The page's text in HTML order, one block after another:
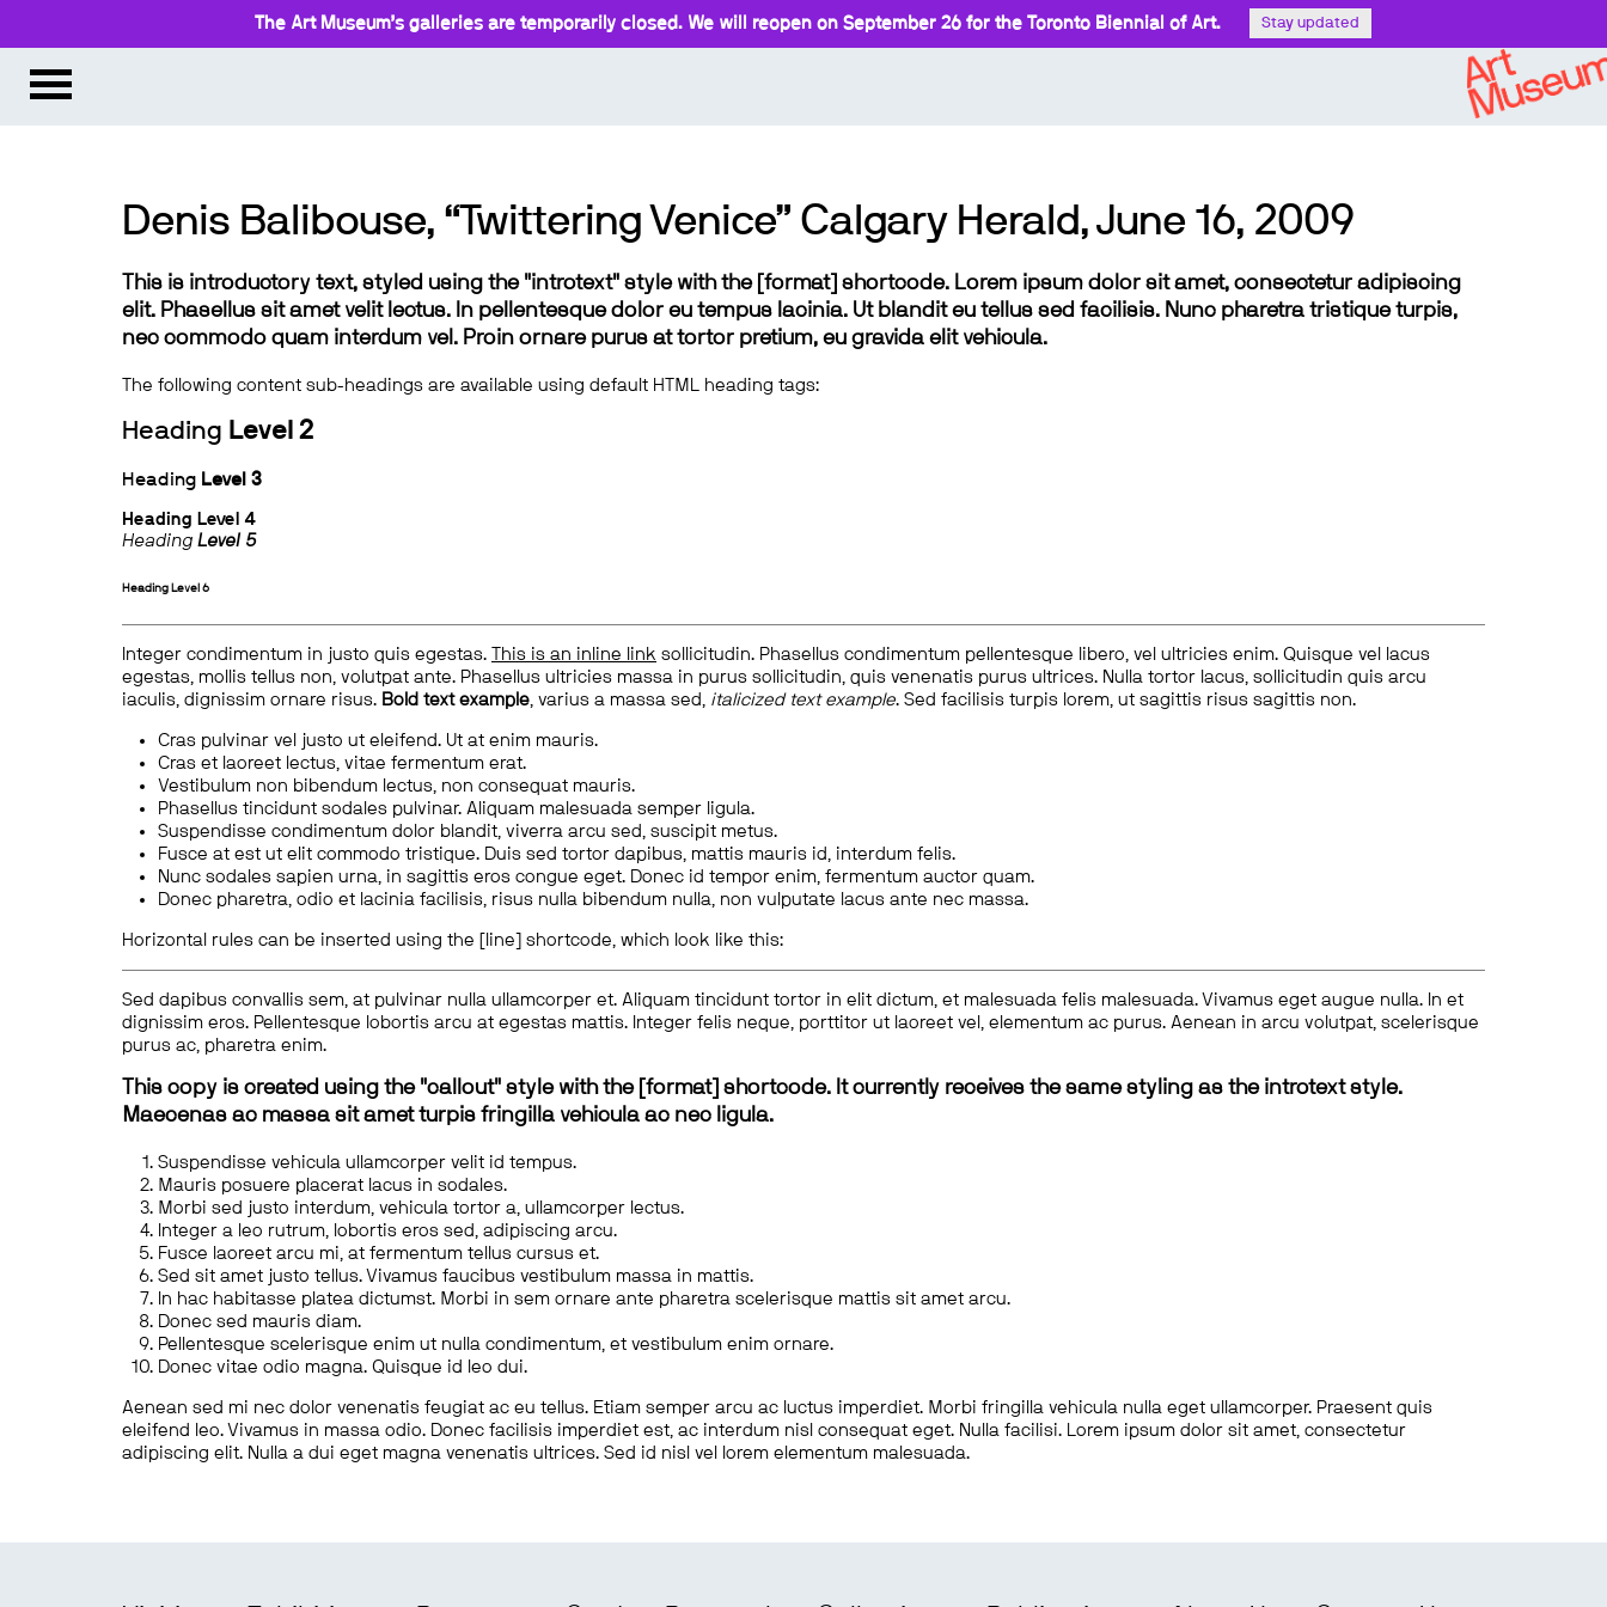
The Art Museum’s galleries are temporarily closed. We will reopen on September 26 for the Toronto Biennial of Art. Stay updated
Denis Balibouse, “Twittering Venice” Calgary Herald, June 16, 2009
This is introductory text, styled using the "introtext" style with the [format] shortcode. Lorem ipsum dolor sit amet, consectetur adipiscing
elit. Phasellus sit amet velit lectus. In pellentesque dolor eu tempus lacinia. Ut blandit eu tellus sed facilisis. Nunc pharetra tristique turpis,
nec commodo quam interdum vel. Proin ornare purus at tortor pretium, eu gravida elit vehicula.
The following content sub-headings are available using default HTML heading tags:
Heading Level 2
Heading Level 3
Heading Level 4
Heading Level 5
Heading Level 6
Integer condimentum in justo quis egestas. This is an inline link sollicitudin. Phasellus condimentum pellentesque libero, vel ultricies enim. Quisque vel lacus
egestas, mollis tellus non, volutpat ante. Phasellus ultricies massa in purus sollicitudin, quis venenatis purus ultrices. Nulla tortor lacus, sollicitudin quis arcu
iaculis, dignissim ornare risus. Bold text example, varius a massa sed, italicized text example. Sed facilisis turpis lorem, ut sagittis risus sagittis non.
Cras pulvinar vel justo ut eleifend. Ut at enim mauris.
Cras et laoreet lectus, vitae fermentum erat.
Vestibulum non bibendum lectus, non consequat mauris.
Phasellus tincidunt sodales pulvinar. Aliquam malesuada semper ligula.
Suspendisse condimentum dolor blandit, viverra arcu sed, suscipit metus.
Fusce at est ut elit commodo tristique. Duis sed tortor dapibus, mattis mauris id, interdum felis.
Nunc sodales sapien urna, in sagittis eros congue eget. Donec id tempor enim, fermentum auctor quam.
Donec pharetra, odio et lacinia facilisis, risus nulla bibendum nulla, non vulputate lacus ante nec massa.
Horizontal rules can be inserted using the [line] shortcode, which look like this:
Sed dapibus convallis sem, at pulvinar nulla ullamcorper et. Aliquam tincidunt tortor in elit dictum, et malesuada felis malesuada. Vivamus eget augue nulla. In et
dignissim eros. Pellentesque lobortis arcu at egestas mattis. Integer felis neque, porttitor ut laoreet vel, elementum ac purus. Aenean in arcu volutpat, scelerisque
purus ac, pharetra enim.
This copy is created using the "callout" style with the [format] shortcode. It currently receives the same styling as the introtext style.
Maecenas ac massa sit amet turpis fringilla vehicula ac nec ligula.
Suspendisse vehicula ullamcorper velit id tempus.
Mauris posuere placerat lacus in sodales.
Morbi sed justo interdum, vehicula tortor a, ullamcorper lectus.
Integer a leo rutrum, lobortis eros sed, adipiscing arcu.
Fusce laoreet arcu mi, at fermentum tellus cursus et.
Sed sit amet justo tellus. Vivamus faucibus vestibulum massa in mattis.
In hac habitasse platea dictumst. Morbi in sem ornare ante pharetra scelerisque mattis sit amet arcu.
Donec sed mauris diam.
Pellentesque scelerisque enim ut nulla condimentum, et vestibulum enim ornare.
Donec vitae odio magna. Quisque id leo dui.
Aenean sed mi nec dolor venenatis feugiat ac eu tellus. Etiam semper arcu ac luctus imperdiet. Morbi fringilla vehicula nulla eget ullamcorper. Praesent quis
eleifend leo. Vivamus in massa odio. Donec facilisis imperdiet est, ac interdum nisl consequat eget. Nulla facilisi. Lorem ipsum dolor sit amet, consectetur
adipiscing elit. Nulla a dui eget magna venenatis ultrices. Sed id nisl vel lorem elementum malesuada.